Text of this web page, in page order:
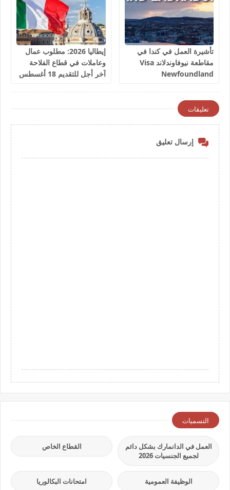
تأشيرة العمل في كندا في
مقاطعة نيوفاوندلاند Visa
Newfoundland
إيطاليا 2026: مطلوب عمال
وعاملات في قطاع الفلاحة
آخر أجل للتقديم 18 أغسطس
تعليقات
إرسال تعليق
التسميات
العمل في الدانمارك بشكل دائم
لجميع الجنسيات 2026
القطاع الخاص
الوظيفة العمومية امتحانات البكالوريا